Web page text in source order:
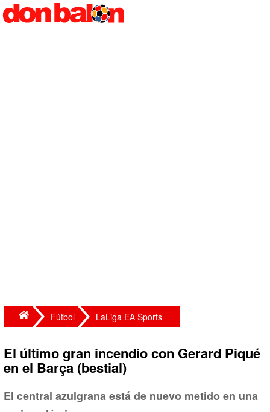
Fútbol LaLiga EA Sports
El último gran incendio con Gerard Piqué
en el Barça (bestial)
El central azulgrana está de nuevo metido en una